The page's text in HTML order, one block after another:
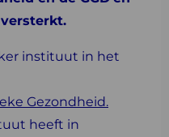
instituut in het
Gezondheid.
heeft in